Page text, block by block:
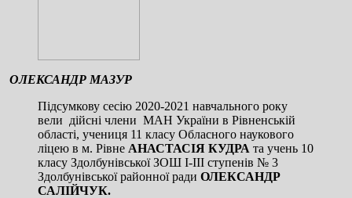
ОЛЕКСАНДР МАЗУР
Підсумкову сесію 2020-2021 навчального року
вели дійсні члени МАН України в Рівненській
області, учениця 11 класу Обласного наукового
ліцею в м. Рівне АНАСТАСІЯ КУДРА та учень 10
класу Здолбунівської ЗОШ І-ІІІ ступенів № 3
Здолбунівської районної ради ОЛЕКСАНДР
САЛІЙЧУК.